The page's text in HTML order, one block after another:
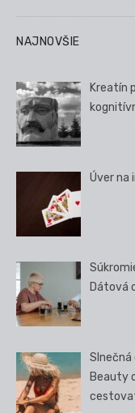
NAJNOVŠIE
Kreatín
Úver na
Dátová
Slnečná
Beauty